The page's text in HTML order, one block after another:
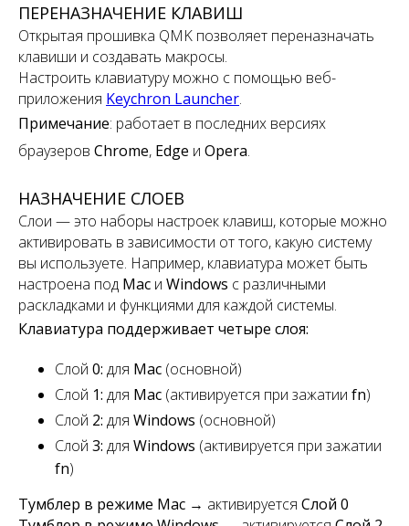
ПЕРЕНАЗНАЧЕНИЕ КЛАВИШ
Открытая прошивка QMK позволяет переназначать
клавиши и создавать макросы.
Настроить клавиатуру можно с помощью веб-
приложения Keychron Launcher.
Примечание: работает в последних версиях
браузеров Chrome, Edge и Opera.
НАЗНАЧЕНИЕ СЛОЕВ
Слои — это наборы настроек клавиш, которые можно
активировать в зависимости от того, какую систему
вы используете. Например, клавиатура может быть
настроена под Mac и Windows с различными
раскладками и функциями для каждой системы.
Клавиатура поддерживает четыре слоя:
Слой 0: для Mac (основной)
Слой 1: для Mac (активируется при зажатии fn)
Слой 2: для Windows (основной)
Слой 3: для Windows (активируется при зажатии
fn)
Тумблер в режиме Mac → активируется Слой 0